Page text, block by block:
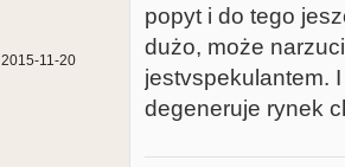
2015-11-20
popyt i do tego
dużo, może
jestvspekulantem.
degeneruje rynek